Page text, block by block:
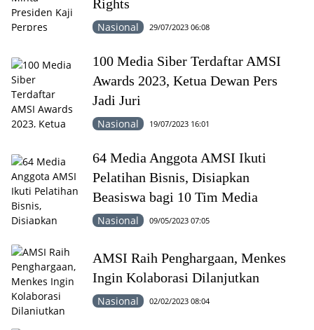
Rights
Nasional 29/07/2023 06:08
100 Media Siber Terdaftar AMSI
Awards 2023, Ketua Dewan Pers
Jadi Juri
Nasional 19/07/2023 16:01
64 Media Anggota AMSI Ikuti
Pelatihan Bisnis, Disiapkan
Beasiswa bagi 10 Tim Media
Nasional 09/05/2023 07:05
AMSI Raih Penghargaan, Menkes
Ingin Kolaborasi Dilanjutkan
Nasional 02/02/2023 08:04